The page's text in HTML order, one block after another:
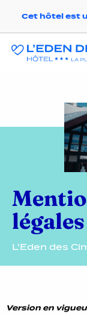
Cet hôtel est
légales
L'Eden des
Version en vigueu